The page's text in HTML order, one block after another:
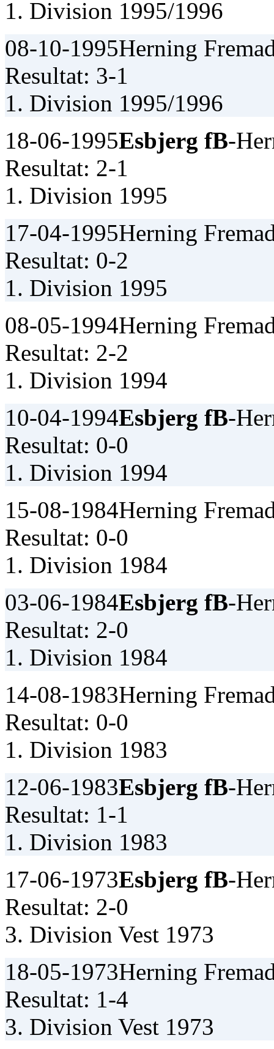
1. Division 1995/1996
08-10-1995Herning
Resultat: 3-1
1. Division 1995/1996
18-06-1995Esbjerg fB-
Resultat: 2-1
1. Division 1995
17-04-1995Herning
Resultat: 0-2
1. Division 1995
08-05-1994Herning
Resultat: 2-2
1. Division 1994
10-04-1994Esbjerg fB-
Resultat: 0-0
1. Division 1994
15-08-1984Herning
Resultat: 0-0
1. Division 1984
03-06-1984Esbjerg fB-
Resultat: 2-0
1. Division 1984
14-08-1983Herning
Resultat: 0-0
1. Division 1983
12-06-1983Esbjerg fB-
Resultat: 1-1
1. Division 1983
17-06-1973Esbjerg fB-
Resultat: 2-0
3. Division Vest 1973
18-05-1973Herning
Resultat: 1-4
3. Division Vest 1973